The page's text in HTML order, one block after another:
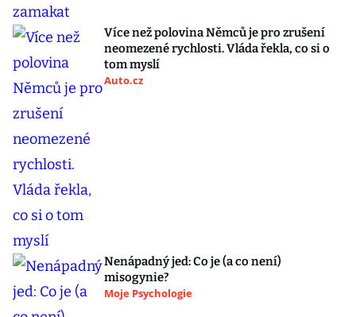
Více než polovina Němců je pro zrušení
neomezené rychlosti. Vláda řekla, co si o
tom myslí
Auto.cz
Nenápadný jed: Co je (a co není)
misogynie?
Moje Psychologie